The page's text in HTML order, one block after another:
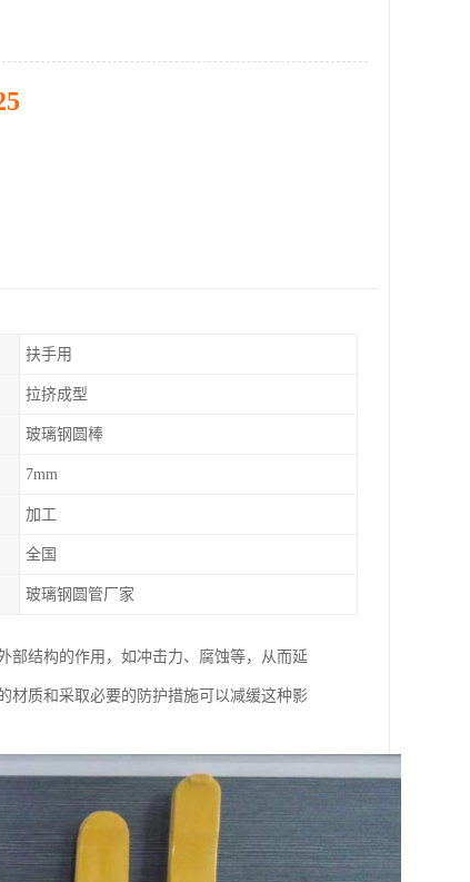
扶手用
拉挤成型
玻璃钢圆棒
7mm
加工
全国
玻璃钢圆管厂家
部结构的作用，如冲击力、腐蚀等，从而延
材质和采取必要的防护措施可以减缓这种影